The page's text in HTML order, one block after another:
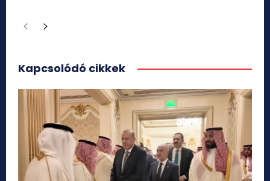
Kapcsolódó cikkek